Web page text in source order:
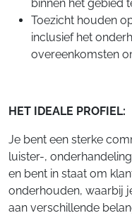
binnen het gebied
Toezicht houden
inclusief het
overeenkomsten
HET IDEALE PROFIEL:
Je bent een sterke
luister-,
en bent in staat om
onderhouden, waarbij
aan verschillende